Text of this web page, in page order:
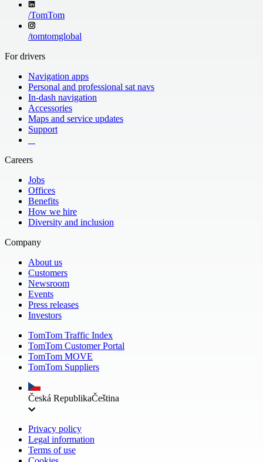
/TomTom
/tomtomglobal
For drivers
Navigation apps
Personal and professional sat navs
In-dash navigation
Accessories
Maps and service updates
Support
Careers
Jobs
Offices
Benefits
How we hire
Diversity and inclusion
Company
About us
Customers
Newsroom
Events
Press releases
Investors
TomTom Traffic Index
TomTom Customer Portal
TomTom MOVE
TomTom Suppliers
Česká RepublikaČeština
Privacy policy
Legal information
Terms of use